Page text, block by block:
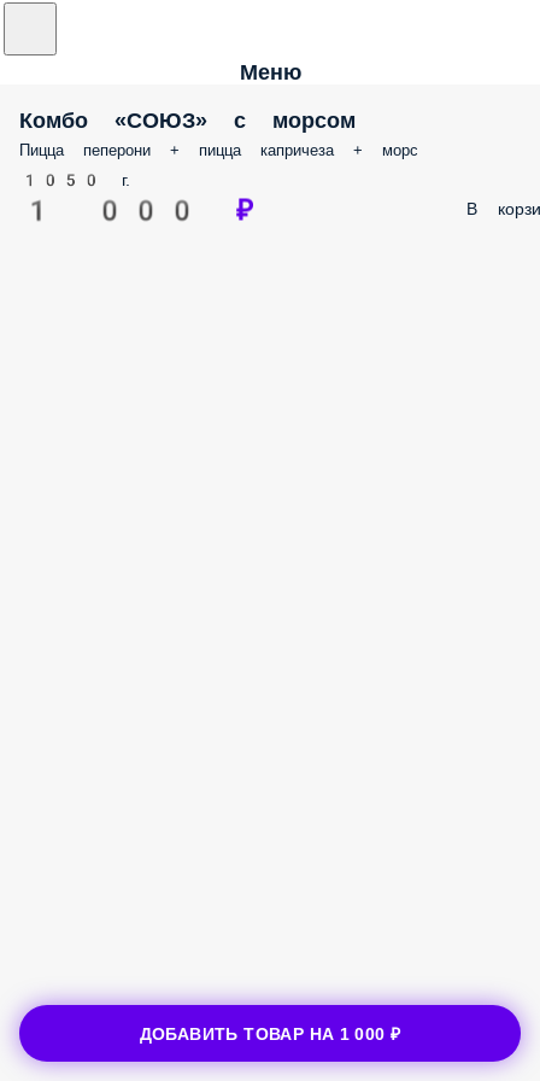
Меню
Комбо «СОЮЗ» с морсом
Пицца пеперони + пицца капричеза + морс
1050 г.
1 000 ₽ В
ДОБАВИТЬ ТОВАР НА 1 000 ₽